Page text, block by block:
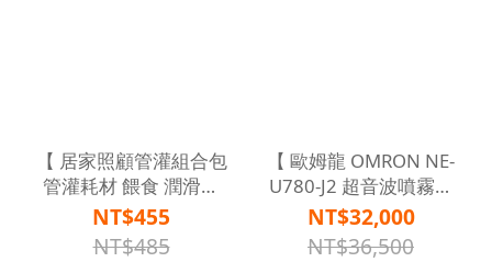
【 居家照顧管灌組合包
管灌耗材 餵食 潤滑劑
宜拉膠帶 (線上不可販
售) 】
NT$455
NT$485
【 歐姆龍 OMRON NE-
U780-J2 超音波噴霧治
療器 霧化器 】
NT$32,000
NT$36,500